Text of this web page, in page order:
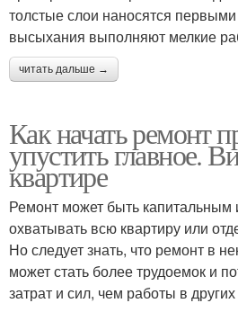
толстые слои наносятся
высыхания выполняют мелкие
читать дальше →
Как начать ремонт
упустить главное.
квартире
Ремонт может быть капитальным
охватывать всю квартиру или
Но следует знать, что ремонт в
может стать более трудоемок и
затрат и сил, чем работы в